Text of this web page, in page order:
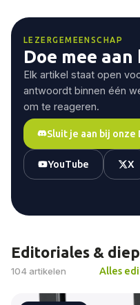
LEZERGEMEENSCHAP
Doe mee
Elk artikel staat open
antwoordt binnen één
om te reageren.
Sluit je aan bij onze
YouTube X
Editoriales &
104 artikelen Alles